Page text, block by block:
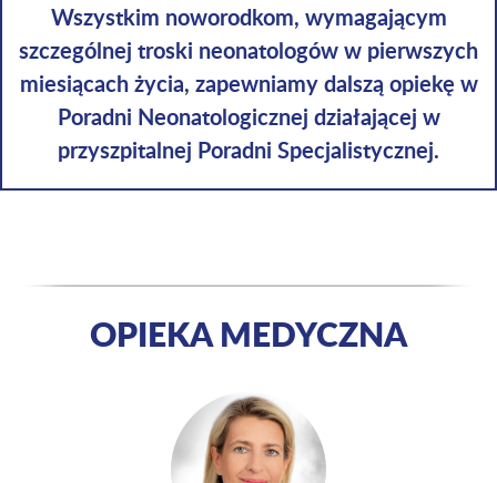
Wszystkim noworodkom, wymagającym
szczególnej troski neonatologów w pierwszych
miesiącach życia, zapewniamy dalszą opiekę w
Poradni Neonatologicznej działającej w
przyszpitalnej Poradni Specjalistycznej.
OPIEKA MEDYCZNA